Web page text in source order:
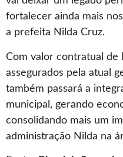
fortalecer ainda mais
a prefeita Nilda Cruz.
Com valor contratual de
assegurados pela atual
também passará a
municipal, gerando
consolidando mais um
administração Nilda na